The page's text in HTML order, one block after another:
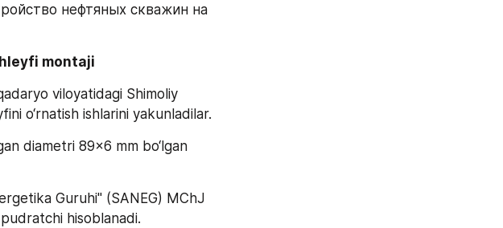
нефтяных скважин на
montaji
viloyatidagi Shimoliy
o‘rnatish ishlarini yakunladilar.
diametri 89x6 mm bo‘lgan
Guruhi" (SANEG) MChJ
hisoblanadi.